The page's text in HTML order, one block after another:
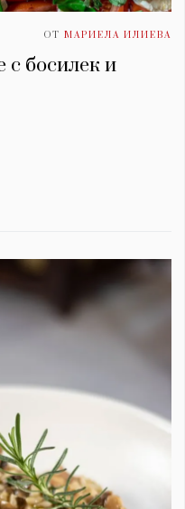
ОТ МАРИЕЛА ИЛИЕВА
с босилек и